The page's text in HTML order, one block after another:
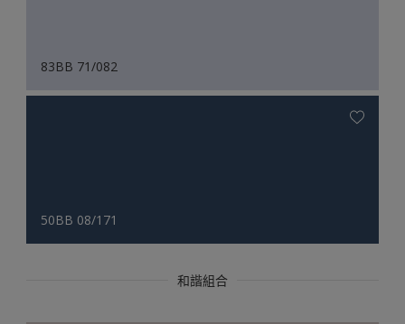
83BB 71/082
50BB 08/171
和諧組合